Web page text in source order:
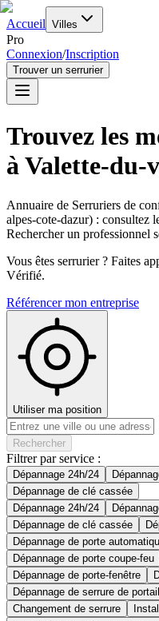
Accueil Villes
Pro
Connexion/Inscription
Trouver un serrurier
Trouvez les
àValette-du-
Annuaire de Serruriers de
alpes-cote-dazur) : consultez
Rechercher un professionnel
Vous êtes serrurier ? Faites
Vérifié.
Référencer mon entreprise
Utiliser ma position
Rechercher
Filtrer par service :
Dépannage 24h/24
Dépannage de clé cassée
Dépannage 24h/24
Dépannage de clé cassée
Dépannage de porte
Dépannage de porte coupe-feu
Dépannage de porte-fenêtre
Dépannage de serrure de portail
Changement de serrure